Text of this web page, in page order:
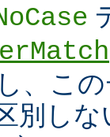
、こ
別し